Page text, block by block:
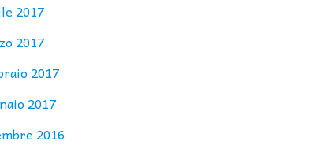
2017
2017
2017
2017
2016